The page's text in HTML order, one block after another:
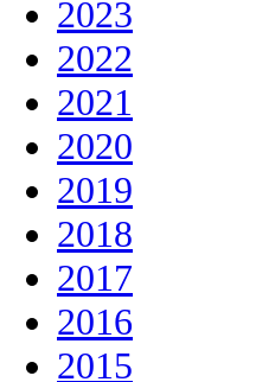
2023
2022
2021
2020
2019
2018
2017
2016
2015